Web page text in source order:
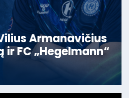
Armanavičius
FC „Hegelmann“